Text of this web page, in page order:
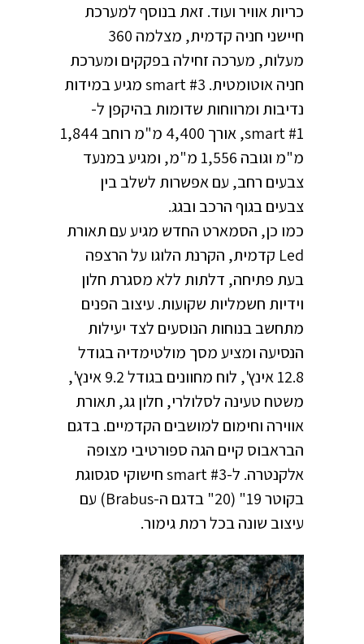
כריות אוויר ועוד. זאת בנוסף למערכת
חיישני חניה קדמית, מצלמה 360
מעלות, מערכה זחילה בפקקים ומערכת
חניה אוטומטית. smart #3 מגיע במידות
נדיבות ומרווחות שדומות בהיקפן ל-
smart #1, אורך 4,400 מ"מ רוחב 1,844
מ"מ וגובה 1,556 מ"מ, ומגיע במנעד
צבעים רחב, עם אפשרות לשלב בין
צבעים בגוף הרכב ובגג.
כמו כן, הסמארט החדש מגיע עם תאורת
Led קדמית, הקרנת הלוגו על הרצפה
בעת פתיחה, דלתות ללא מסגרת חלון
וידיות חשמליות שקועות. עיצוב הפנים
מתחשב בנוחות הנוסעים לצד יעילות
הנסיעה ומציע מסך מולטימדיה בגודל
12.8 אינץ', לוח מחוונים בגודל 9.2 אינץ',
משטח טעינה לסלולרי, חלון גג, תאורת
אווירה וחימום למושבים הקדמיים. בדגם
הבראבוס קיים הגה ספורטיבי מצופה
אלקנטרה. ל-smart #3 חישוקי סגסוגת
בקוטר 19" (20" בדגם ה-Brabus) עם
עיצוב שונה בכל רמת גימור.